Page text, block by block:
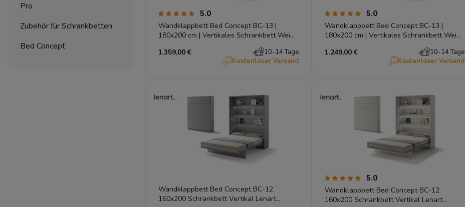
Pro
Zubehör für Schrankbetten
Bed Concept
5.0
Wandklappbett Bed Concept BC-13 |
180x200 cm | Vertikales Schrankbett Weiß
1.359,00 €
10-14 Tage
Kostenloser Versand
5.0
Wandklappbett Bed Concept BC-13 |
180x200 cm | Vertikales Schrankbett Weiß |
1.249,00 €
10-14 Tage
Kostenloser Versand
Wandklappbett Bed Concept BC-12
160x200 Schrankbett Vertikal Lenart
5.0
Wandklappbett Bed Concept BC-12
160x200 Schrankbett Vertikal Lenart